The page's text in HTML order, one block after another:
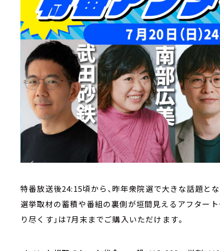
特番放送後24:15頃から、昨年衆院選で大きな話題と
選挙取材の蓄積や番組の裏側が垣間見えるアフター
り尽くす」は7月末までご購入いただけます。